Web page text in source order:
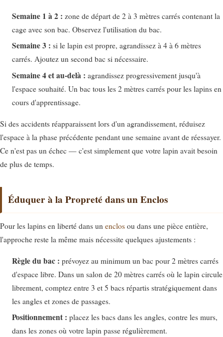
Semaine 1 à 2 : zone de départ de 2 à 3 mètres carrés contenant la
cage avec son bac. Observez l'utilisation du bac.
Semaine 3 : si le lapin est propre, agrandissez à 4 à 6 mètres
carrés. Ajoutez un second bac si nécessaire.
Semaine 4 et au-delà : agrandissez progressivement jusqu'à
l'espace souhaité. Un bac tous les 2 mètres carrés pour les lapins en
cours d'apprentissage.
Si des accidents réapparaissent lors d'un agrandissement, réduisez
l'espace à la phase précédente pendant une semaine avant de réessayer.
Ce n'est pas un échec — c'est simplement que votre lapin avait besoin
de plus de temps.
Éduquer à la Propreté dans un Enclos
Pour les lapins en liberté dans un enclos ou dans une pièce entière,
l'approche reste la même mais nécessite quelques ajustements :
Règle du bac : prévoyez au minimum un bac pour 2 mètres carrés
d'espace libre. Dans un salon de 20 mètres carrés où le lapin circule
librement, comptez entre 3 et 5 bacs répartis stratégiquement dans
les angles et zones de passages.
Positionnement : placez les bacs dans les angles, contre les murs,
dans les zones où votre lapin passe régulièrement.